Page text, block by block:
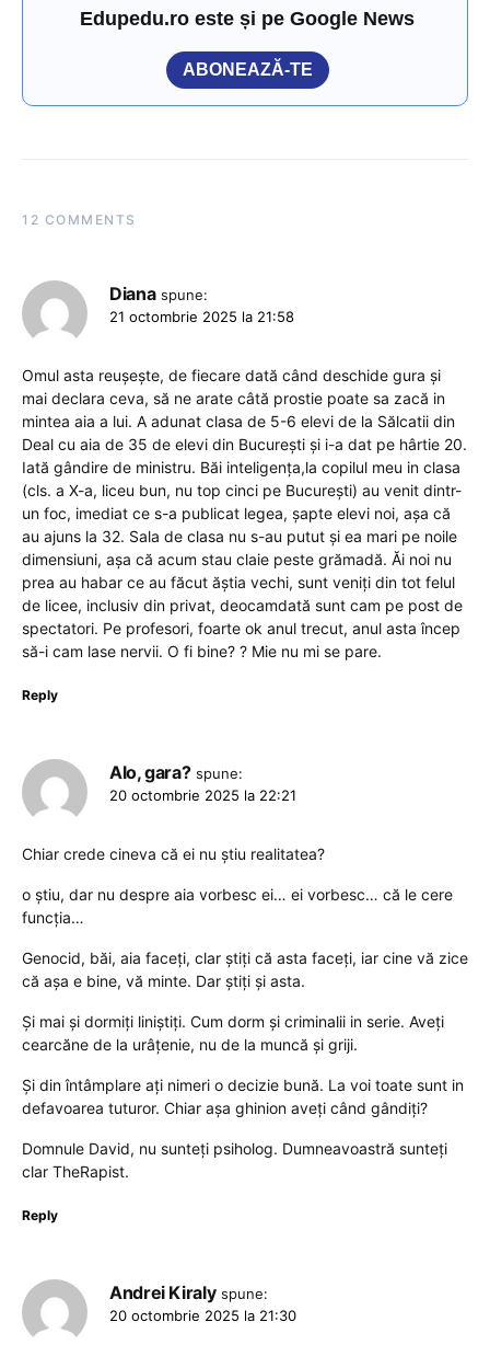
Edupedu.ro este și pe Google News
ABONEAZĂ-TE
12 COMMENTS
Diana spune:
21 octombrie 2025 la 21:58
Omul asta reușește, de fiecare dată când deschide gura și
mai declara ceva, să ne arate câtă prostie poate sa zacă in
mintea aia a lui. A adunat clasa de 5-6 elevi de la Sălcatii din
Deal cu aia de 35 de elevi din București și i-a dat pe hârtie 20.
Iată gândire de ministru. Băi inteligența,la copilul meu in clasa
(cls. a X-a, liceu bun, nu top cinci pe București) au venit dintr-
un foc, imediat ce s-a publicat legea, șapte elevi noi, așa că
au ajuns la 32. Sala de clasa nu s-au putut și ea mari pe noile
dimensiuni, așa că acum stau claie peste grămadă. Ăi noi nu
prea au habar ce au făcut ăștia vechi, sunt veniți din tot felul
de licee, inclusiv din privat, deocamdată sunt cam pe post de
spectatori. Pe profesori, foarte ok anul trecut, anul asta încep
să-i cam lase nervii. O fi bine? ? Mie nu mi se pare.
Reply
Alo, gara? spune:
20 octombrie 2025 la 22:21
Chiar crede cineva că ei nu știu realitatea?
o știu, dar nu despre aia vorbesc ei… ei vorbesc… că le cere
funcția…
Genocid, băi, aia faceți, clar știți că asta faceți, iar cine vă zice
că așa e bine, vă minte. Dar știți și asta.
Și mai și dormiți liniștiți. Cum dorm și criminalii in serie. Aveți
cearcăne de la urâțenie, nu de la muncă și griji.
Și din întâmplare ați nimeri o decizie bună. La voi toate sunt in
defavoarea tuturor. Chiar așa ghinion aveți când gândiți?
Domnule David, nu sunteți psiholog. Dumneavoastră sunteți
clar TheRapist.
Reply
Andrei Kiraly spune:
20 octombrie 2025 la 21:30